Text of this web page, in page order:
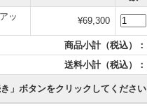
ッ
¥69,300
商品小計（税込）：
送料小計（税込）：
」ボタンをクリックしてください